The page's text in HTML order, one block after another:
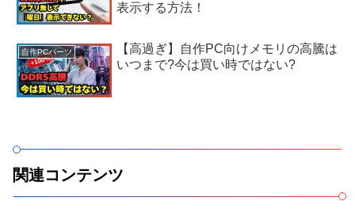
表示する方法！
自作PCパーツ
【高過ぎ】自作PC向けメモリの高騰は
いつまで?今は買い時ではない?
関連コンテンツ